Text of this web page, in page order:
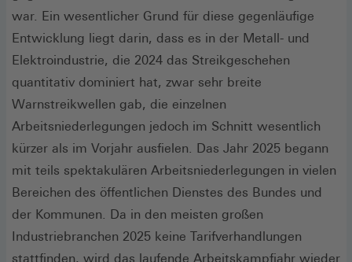
war. Ein wesentlicher Grund für diese gegenläufige
Entwicklung liegt darin, dass es in der Metall- und
Elektroindustrie, die 2024 das Streikgeschehen
quantitativ dominiert hat, zwar sehr breite
Warnstreikwellen gab, die einzelnen
Arbeitsniederlegungen jedoch im Schnitt wesentlich
kürzer als im Vorjahr ausfielen. Das Jahr 2025 begann
mit teils spektakulären Arbeitsniederlegungen in vielen
Bereichen des öffentlichen Dienstes des Bundes und
der Kommunen. Da in den meisten großen
Industriebranchen 2025 keine Tarifverhandlungen
stattfinden, wird das laufende Arbeitskampfjahr wieder